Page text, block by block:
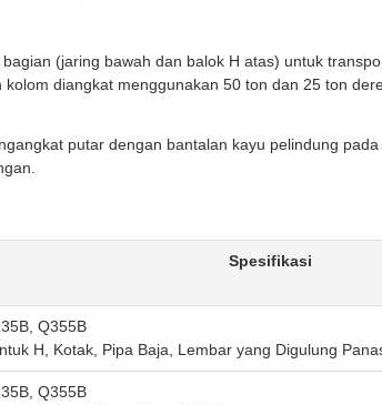
(jaring bawah dan balok H atas) untuk
diangkat menggunakan 50 ton dan 25 ton
putar dengan bantalan kayu pelindung
Spesifikasi
Q355B
H, Kotak, Pipa Baja, Lembar yang Digulung
Q355B